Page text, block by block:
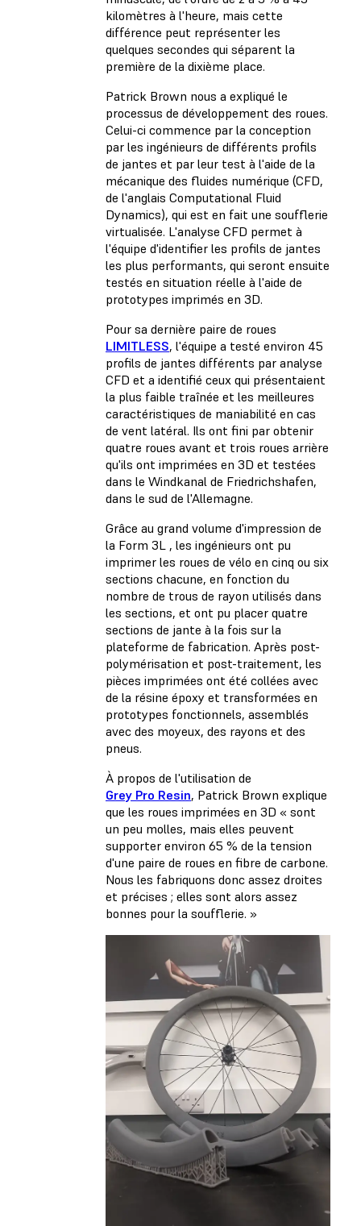
kilomètres à l'heure, mais cette
différence peut représenter les
quelques secondes qui séparent la
première de la dixième place.
Patrick Brown nous a expliqué le
processus de développement des roues.
Celui-ci commence par la conception
par les ingénieurs de différents profils
de jantes et par leur test à l'aide de la
mécanique des fluides numérique (CFD,
de l'anglais Computational Fluid
Dynamics), qui est en fait une soufflerie
virtualisée. L'analyse CFD permet à
l'équipe d'identifier les profils de jantes
les plus performants, qui seront ensuite
testés en situation réelle à l'aide de
prototypes imprimés en 3D.
Pour sa dernière paire de roues
LIMITLESS, l'équipe a testé environ 45
profils de jantes différents par analyse
CFD et a identifié ceux qui présentaient
la plus faible traînée et les meilleures
caractéristiques de maniabilité en cas
de vent latéral. Ils ont fini par obtenir
quatre roues avant et trois roues arrière
qu'ils ont imprimées en 3D et testées
dans le Windkanal de Friedrichshafen,
dans le sud de l'Allemagne.
Grâce au grand volume d'impression de
la Form 3L , les ingénieurs ont pu
imprimer les roues de vélo en cinq ou six
sections chacune, en fonction du
nombre de trous de rayon utilisés dans
les sections, et ont pu placer quatre
sections de jante à la fois sur la
plateforme de fabrication. Après post-
polymérisation et post-traitement, les
pièces imprimées ont été collées avec
de la résine époxy et transformées en
prototypes fonctionnels, assemblés
avec des moyeux, des rayons et des
pneus.
À propos de l'utilisation de
Grey Pro Resin, Patrick Brown explique
que les roues imprimées en 3D « sont
un peu molles, mais elles peuvent
supporter environ 65 % de la tension
d'une paire de roues en fibre de carbone.
Nous les fabriquons donc assez droites
et précises ; elles sont alors assez
bonnes pour la soufflerie. »